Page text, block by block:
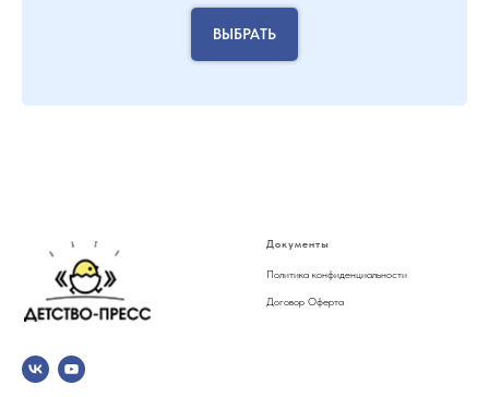
ВЫБРАТЬ
Документы
Политика конфиденциальности
Договор Оферта